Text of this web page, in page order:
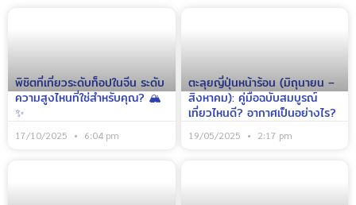
พิชิตที่เที่ยวระดับท็อปในจีน ระดับ
ความสูงไหนที่ใช่สำหรับคุณ? 🏔️
✨
17/10/2025 6:04 pm
ตะลุยญี่ปุ่นหน้าร้อน (มิถุนายน –
สิงหาคม): คู่มือฉบับสมบูรณ์
เที่ยวไหนดี? อากาศเป็นอย่างไร?
19/05/2025 2:17 pm